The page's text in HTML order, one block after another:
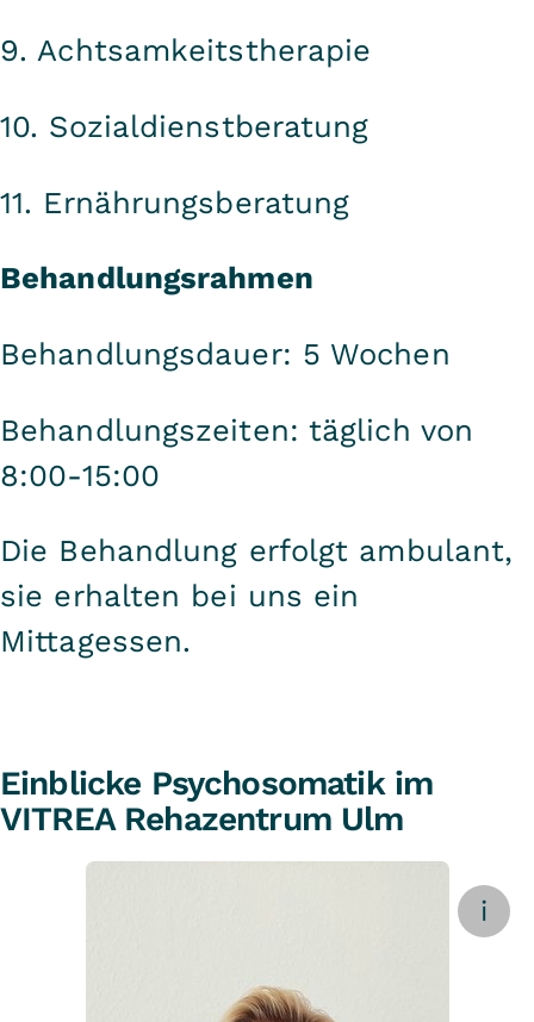
9. Achtsamkeitstherapie
10. Sozialdienstberatung
11. Ernährungsberatung
Behandlungsrahmen
Behandlungsdauer: 5 Wochen
Behandlungszeiten: täglich von
8:00-15:00
Die Behandlung erfolgt ambulant,
sie erhalten bei uns ein
Mittagessen.
Einblicke Psychosomatik im
VITREA Rehazentrum Ulm